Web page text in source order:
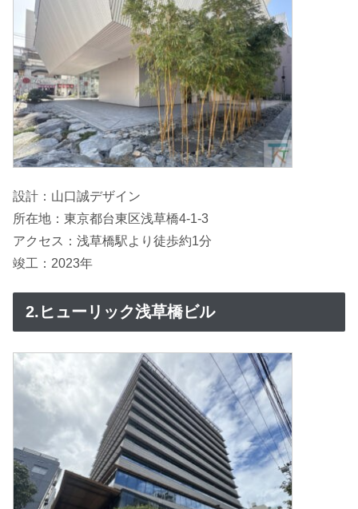
設計：山口誠デザイン
所在地：東京都台東区浅草橋4-1-3
アクセス：浅草橋駅より徒歩約1分
竣工：2023年
2.ヒューリック浅草橋ビル